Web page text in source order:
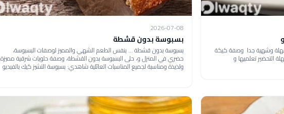
سهلة وشهية جدا وصفة كيكة
التحضير تعلميها و
2026-07-08
بسبوسة بدون قشطة
بسبوسة بدون قشطة ... بنفس الطعم الشهي والمميز لوصفات البسبوسة،
حضري في المنزل و، حلى البسبوسة بدون القشطة، وصفة حلويات شرقية مميزة
ولذيذة ومناسبة لجميع المناسبات العائلية شاهدي: بسبوسة التشيز كيك بالفيديو